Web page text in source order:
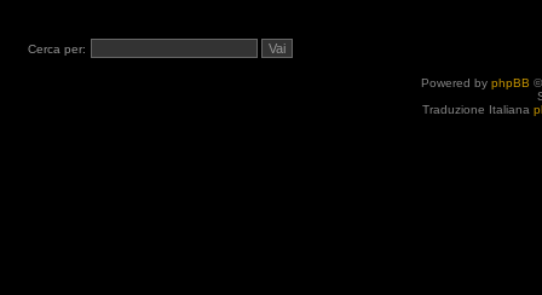
Cerca per:
Powered by phpBB
Traduzione Italiana